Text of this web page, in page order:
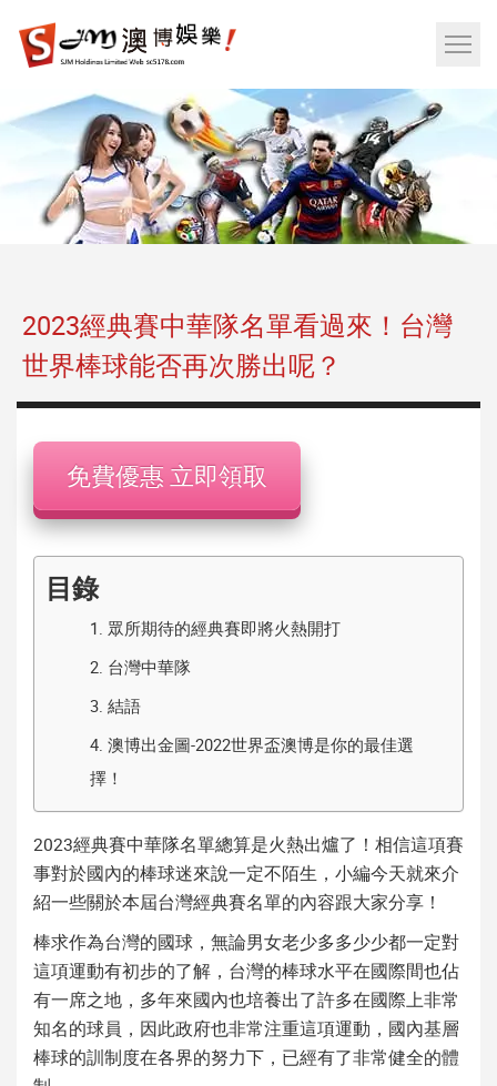
娛
樂
百
樂|
樂
透
彩
網
站
2023經典賽中華隊名單看過來！台灣
世界棒球能否再次勝出呢？
免費優惠 立即領取
目錄
1. 眾所期待的經典賽即將火熱開打
2. 台灣中華隊
3. 結語
4. 澳博出金圖-2022世界盃澳博是你的最佳選
擇！
2023經典賽中華隊名單總算是火熱出爐了！相信這項賽
事對於國內的棒球迷來說一定不陌生，小編今天就來介
紹一些關於本屆台灣經典賽名單的內容跟大家分享！
棒求作為台灣的國球，無論男女老少多多少少都一定對
這項運動有初步的了解，台灣的棒球水平在國際間也佔
有一席之地，多年來國內也培養出了許多在國際上非常
知名的球員，因此政府也非常注重這項運動，國內基層
棒球的訓制度在各界的努力下，已經有了非常健全的體